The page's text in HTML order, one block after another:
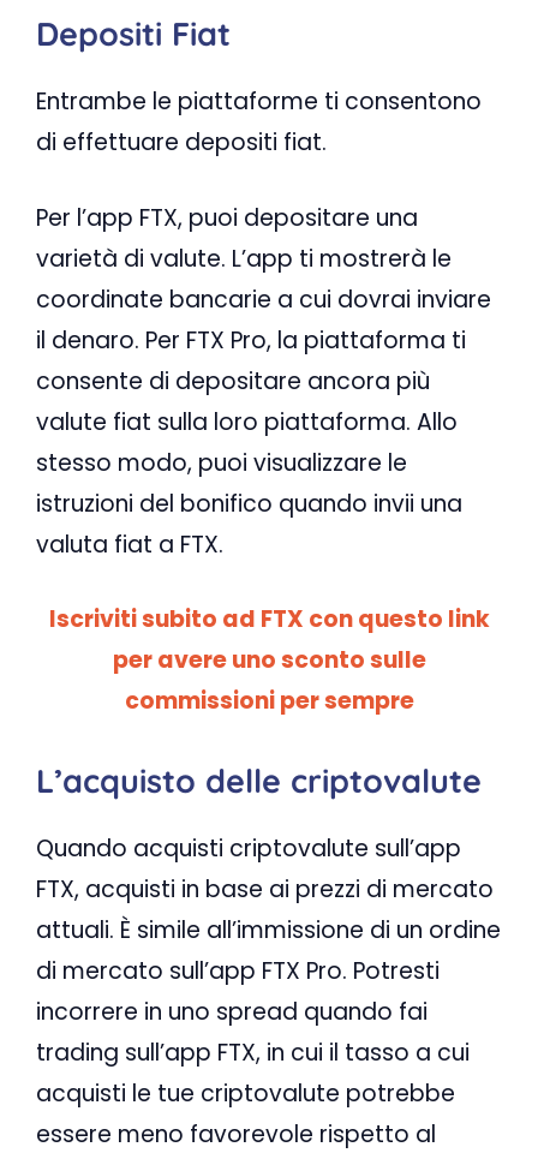
Depositi Fiat
Entrambe le piattaforme ti consentono
di effettuare depositi fiat.
Per l’app FTX, puoi depositare una
varietà di valute. L’app ti mostrerà le
coordinate bancarie a cui dovrai inviare
il denaro. Per FTX Pro, la piattaforma ti
consente di depositare ancora più
valute fiat sulla loro piattaforma. Allo
stesso modo, puoi visualizzare le
istruzioni del bonifico quando invii una
valuta fiat a FTX.
Iscriviti subito ad FTX con questo link
per avere uno sconto sulle
commissioni per sempre
L’acquisto delle criptovalute
Quando acquisti criptovalute sull’app
FTX, acquisti in base ai prezzi di mercato
attuali. È simile all’immissione di un ordine
di mercato sull’app FTX Pro. Potresti
incorrere in uno spread quando fai
trading sull’app FTX, in cui il tasso a cui
acquisti le tue criptovalute potrebbe
essere meno favorevole rispetto al